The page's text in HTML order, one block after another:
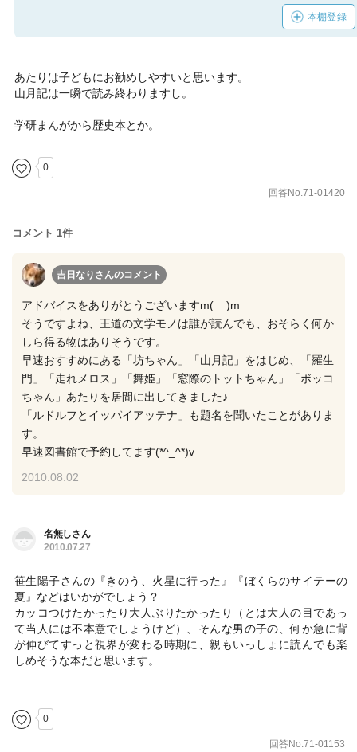
本棚登録
あたりは子どもにお勧めしやすいと思います。
山月記は一瞬で読み終わりますし。
学研まんがから歴史本とか。
0
回答No.71-01420
コメント 1件
吉日なりさんのコメント
アドバイスをありがとうございますm(__)m
そうですよね、王道の文学モノは誰が読んでも、おそらく何か
しら得る物はありそうです。
早速おすすめにある「坊ちゃん」「山月記」をはじめ、「羅生
門」「走れメロス」「舞姫」「窓際のトットちゃん」「ボッコ
ちゃん」あたりを居間に出してきました♪
「ルドルフとイッパイアッテナ」も題名を聞いたことがありま
す。
早速図書館で予約してます(*^_^*)v
2010.08.02
名無しさん
2010.07.27
笹生陽子さんの『きのう、火星に行った』『ぼくらのサイテーの
夏』などはいかがでしょう？
カッコつけたかったり大人ぶりたかったり（とは大人の目であっ
て当人には不本意でしょうけど）、そんな男の子の、何か急に背
が伸びてすっと視界が変わる時期に、親もいっしょに読んでも楽
しめそうな本だと思います。
0
回答No.71-01153